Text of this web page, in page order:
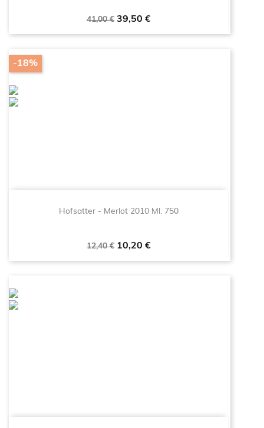
Prezzo
41,00 € Prezzo
39,50 €
Hofsatter - Merlot 2010 Ml. 750
Prezzo
12,40 € Prezzo
10,20 €
-18%